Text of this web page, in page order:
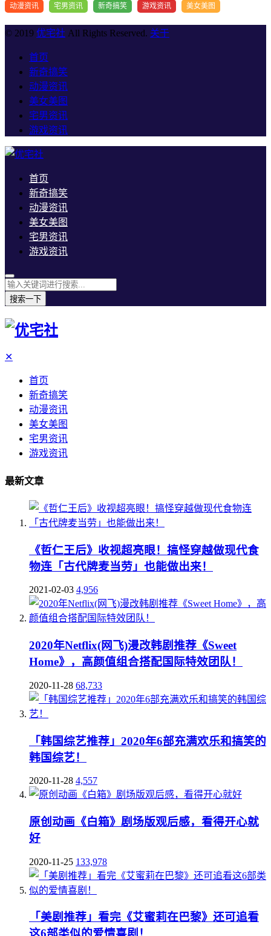
动漫资讯 宅男资讯 新奇搞笑 游戏资讯 美女美图
© 2019 优宅社 All Rights Reserved. 关于
首页
新奇搞笑
动漫资讯
美女美图
宅男资讯
游戏资讯
首页
新奇搞笑
动漫资讯
美女美图
宅男资讯
游戏资讯
搜索一下
✕
首页
新奇搞笑
动漫资讯
美女美图
宅男资讯
游戏资讯
最新文章
《哲仁王后》收视超亮眼！搞怪穿越做现代食
物连「古代牌麦当劳」也能做出来！
2021-02-03 4,956
2020年Netflix(网飞)漫改韩剧推荐《Sweet
Home》，高颜值组合搭配国际特效团队！
2020-11-28 68,733
「韩国综艺推荐」2020年6部充满欢乐和搞笑的
韩国综艺！
2020-11-28 4,557
原创动画《白箱》剧场版观后感，看得开心就
好
2020-11-25 133,978
「美剧推荐」看完《艾蜜莉在巴黎》还可追看